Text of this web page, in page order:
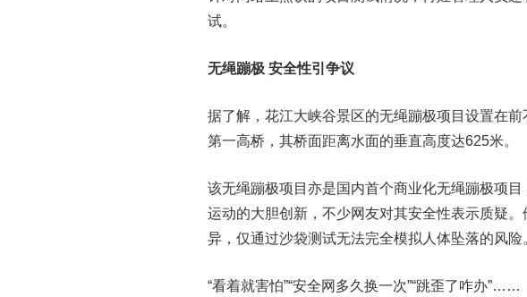
试。
无绳蹦极 安全性引争议
据了解，花江大峡谷景区的无绳蹦极项目设置在
第一高桥，其桥面距离水面的垂直高度达625米。
该无绳蹦极项目亦是国内首个商业化无绳蹦极项
运动的大胆创新，不少网友对其安全性表示质疑
异，仅通过沙袋测试无法完全模拟人体坠落的风险
“看着就害怕”“安全网多久换一次”“跳歪了咋办”……